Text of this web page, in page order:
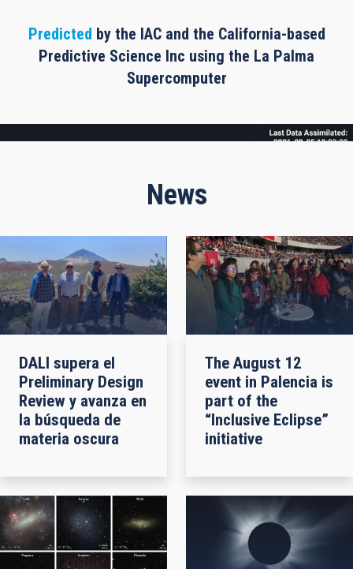
Predicted by the IAC and the California-based
Predictive Science Inc using the La Palma
Supercomputer
News
DALI supera el
Preliminary Design
Review y avanza en
la búsqueda de
materia oscura
The August 12
event in Palencia is
part of the
“Inclusive Eclipse”
initiative